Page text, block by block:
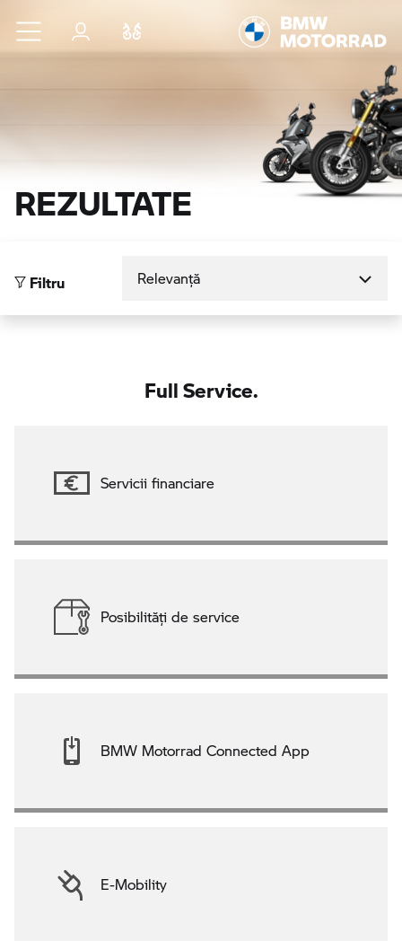
Sari la conținutul principal
Autentificare
REZULTATE
Filtru
Full Service.
Servicii financiare
Posibilităţi de service
BMW Motorrad Connected App
E-Mobility